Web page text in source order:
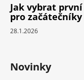
Jak vybrat
pro začátečníky
28.1.2026
Novinky